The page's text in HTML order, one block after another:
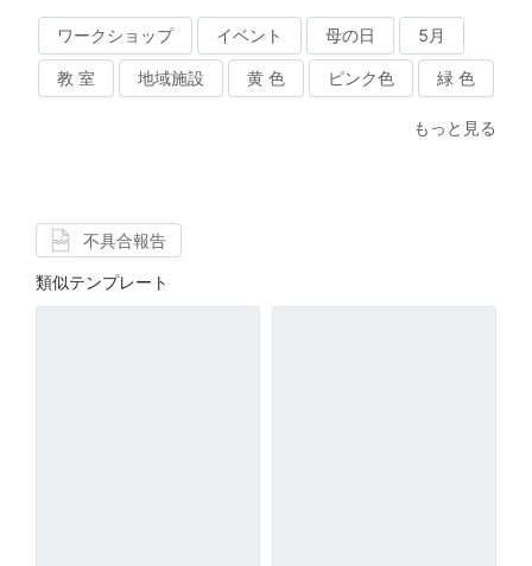
ワークショップ イベント 母の日 5月
教 室 地域施設 黄 色 ピンク色 緑 色
もっと見る
不具合報告
類似テンプレート